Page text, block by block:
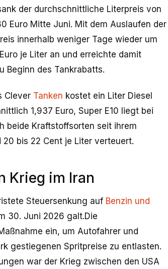
der durchschnittliche Literpreis von
Euro Mitte Juni. Mit dem Auslaufen der
innerhalb weniger Tage wieder um
je Liter an und erreichte damit
Beginn des Tankrabatts.
Clever Tanken kostet ein Liter Diesel
1,937 Euro, Super E10 liegt bei
beide Kraftstoffsorten seit ihrem
bis 22 Cent je Liter verteuert.
Krieg im Iran
Steuersenkung auf Benzin und
30. Juni 2026 galt.Die
ein, um Autofahrer und
gestiegenen Spritpreise zu entlasten.
war der Krieg zwischen den USA